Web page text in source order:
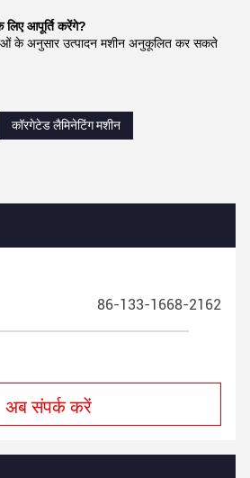
आपूर्ति करेंगे?
के अनुसार उत्पादन मशीन अनुकूलित कर सकते
कॉरगेटेड लैमिनेटिंग मशीन
86-133-1668-2162
अब संपर्क करें